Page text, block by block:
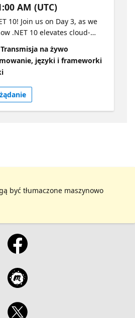
AM (UTC)
10! Join us on Day 3, as we
.NET 10 elevates cloud-
app development,
enhancements,
and accelerated
superior
developers across various
Scott, David, Maddy, and
showing off the latest
Transmisja na żywo
języki i frameworki
być tłumaczone maszynowo